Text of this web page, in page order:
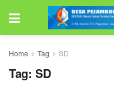
Home Tag SD
Tag: SD